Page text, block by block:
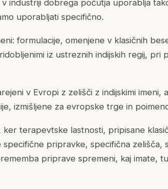
industriji dobrega počutja uporablja
uporabljati specifično.
formulacije, omenjene v klasičnih
iz ustreznih indijskih regij, pri
v Evropi z zelišči z indijskimi imeni,
izmišljene za evropske trge in
ker terapevtske lastnosti, pripisane
specifične pripravke, specifična
priprave spremeni, kaj imate,